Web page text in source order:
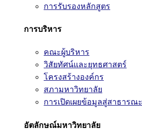
การรับรองหลักสูตร
การบริหาร
คณะผู้บริหาร
วิสัยทัศน์และยุทธศาสตร์
โครงสร้างองค์กร
สภามหาวิทยาลัย
การเปิดเผยข้อมูลสู่สาธารณะ
อัตลักษณ์มหาวิทยาลัย